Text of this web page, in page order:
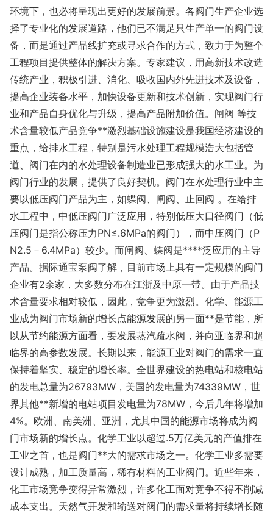
环境下，也必将呈现出更好的发展前景。各阀门生产企业选
择了专业化的发展道路，他们已不满足只生产单一的阀门设
备，而是通过产品线扩充或寻求合作的方式，致力于为整个
工程项目提供整体的解决方案。专家建议，用高新技术改造
传统产业，积极引进、消化、吸收国内外先进技术及设备，
提高企业装备水平，加快设备更新和技术创新，实现阀门行
业和产品自身优化与升级，提高产品附加价值。闸阀 等技
术含量较低产品竞争**激烈基础设施建设是我国经济建设的
重点，给排水工程，特别是污水处理工程规模浩大包括管
道、阀门在内的水处理设备制造业已形成强大的水工业。为
阀门行业的发展，提供了良好契机。阀门在水处理行业中主
要以低压阀门产品为主，如蝶阀、闸阀、止回阀 。在给排
水工程中，中低压阀门广泛应用，特别低压大口径阀门（低
压阀门是指公称压力PN≤.6MPa的阀门），而中压阀门（P
N2.5－6.4MPa）较少。而闸阀、蝶阀是****泛应用的主导
产品。据际通宝泵阀了解，目前市场上具有一定规模的阀门
企业有2余家，大多数分布在江浙及中原一带。由于产品技
术含量要求相对较低，因此，竞争更为激烈。化学、能源工
业成为阀门市场新的增长点能源发展的另一面**是节能，所
以从节约能源方面看，要发展蒸汽疏水阀，并向亚临界和超
临界的高参数发展。长期以来，能源工业对阀门的需求一直
保持着坚实、稳定的增长率。全世界建设的热电站和核电站
的发电总量为26793MW，美国的发电量为74339MW，世
界其他**新增的电站项目发电量为78MW，今后几年将增加
4%。欧洲、南美洲、亚洲，尤其中国的能源市场将成为阀
门市场新的增长点。化学工业以超过.5万亿美元的产值排在
工业之首，也是阀门**大的需求市场之一。化学工业多需要
设计成熟，加工质量高，稀有材料的工业阀门。近些年来，
化工市场竞争变得异常激烈，许多化工面对竞争不得不削减
成本支出。天然气开发和输送对阀门的需求量将持续增长随